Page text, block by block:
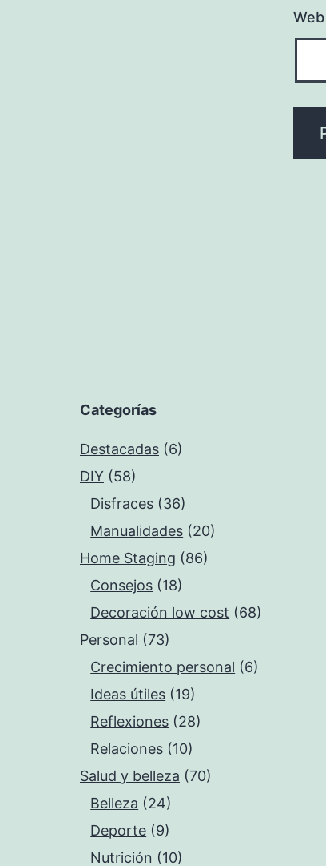
Web
Categorías
Destacadas (6)
DIY (58)
Disfraces (36)
Manualidades (20)
Home Staging (86)
Consejos (18)
Decoración low cost (68)
Personal (73)
Crecimiento personal (6)
Ideas útiles (19)
Reflexiones (28)
Relaciones (10)
Salud y belleza (70)
Belleza (24)
Deporte (9)
Nutrición (10)